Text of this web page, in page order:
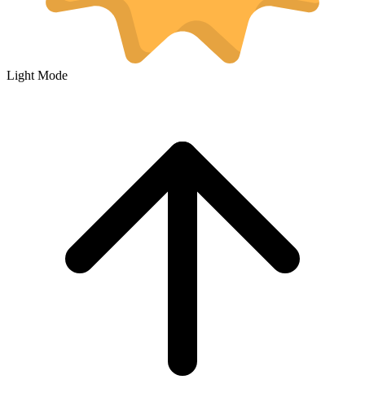
Light Mode